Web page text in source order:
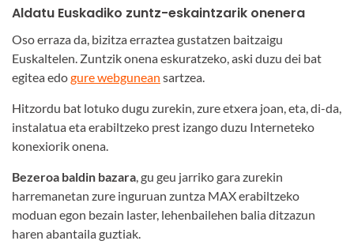
Aldatu Euskadiko zuntz-eskaintzarik onenera
Oso erraza da, bizitza erraztea gustatzen baitzaigu
Euskaltelen. Zuntzik onena eskuratzeko, aski duzu dei bat
egitea edogure webgunean sartzea.
Hitzordu bat lotuko dugu zurekin, zure etxera joan, eta, di-da,
instalatua eta erabiltzeko prest izango duzu Interneteko
konexiorik onena.
Bezeroa baldin bazara, gu geu jarriko gara zurekin
harremanetan zure inguruan zuntza MAX erabiltzeko
moduan egon bezain laster, lehenbailehen balia ditzazun
haren abantaila guztiak.